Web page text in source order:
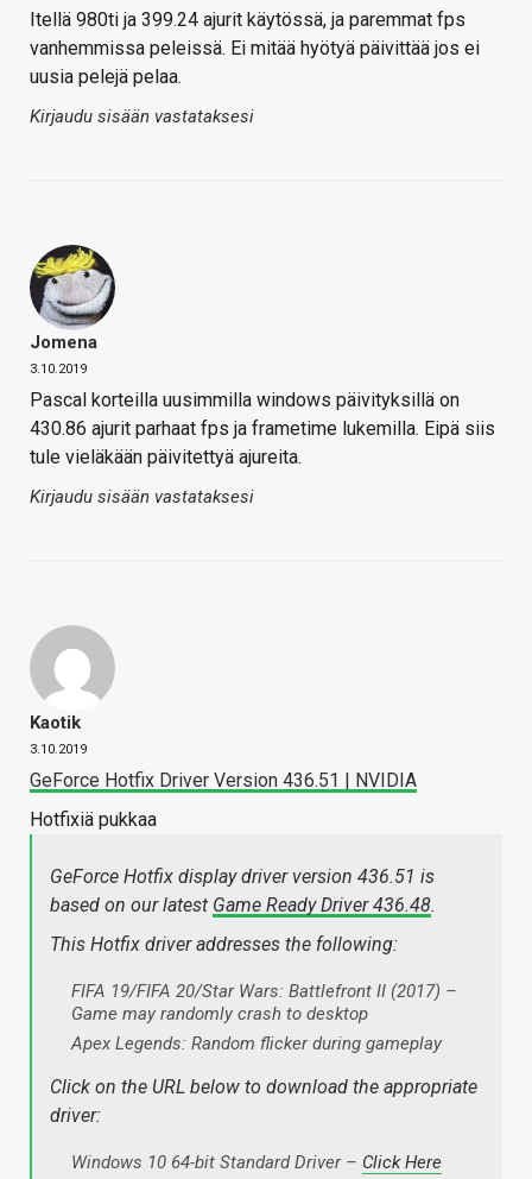
Itellä 980ti ja 399.24 ajurit käytössä, ja paremmat fps
vanhemmissa peleissä. Ei mitää hyötyä päivittää jos ei
uusia pelejä pelaa.
Kirjaudu sisään vastataksesi
Jomena
3.10.2019
Pascal korteilla uusimmilla windows päivityksillä on
430.86 ajurit parhaat fps ja frametime lukemilla. Eipä siis
tule vieläkään päivitettyä ajureita.
Kirjaudu sisään vastataksesi
Kaotik
3.10.2019
GeForce Hotfix Driver Version 436.51 | NVIDIA
Hotfixiä pukkaa
GeForce Hotfix display driver version 436.51 is
based on our latest Game Ready Driver 436.48.
This Hotfix driver addresses the following:
FIFA 19/FIFA 20/Star Wars: Battlefront II (2017) –
Game may randomly crash to desktop
Apex Legends: Random flicker during gameplay
Click on the URL below to download the appropriate
driver:
Windows 10 64-bit Standard Driver – Click Here